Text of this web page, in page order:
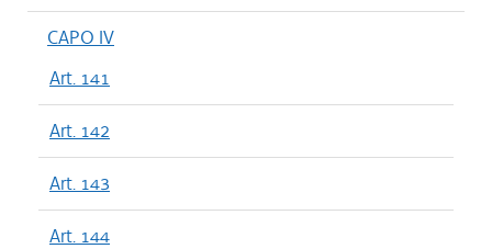
CAPO IV
Art. 141
Art. 142
Art. 143
Art. 144